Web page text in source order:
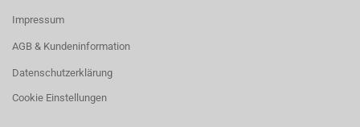
Impressum
AGB & Kundeninformation
Datenschutzerklärung
Cookie Einstellungen